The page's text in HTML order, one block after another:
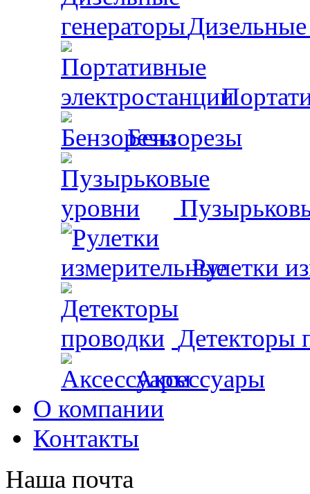
Бензорезы
Рулетки
Детекторы
Аксессуары
О компании
Контакты
Наша почта